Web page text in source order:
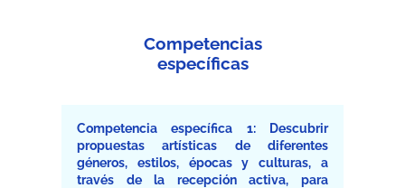
Competencias
específicas
Competencia específica 1: Descubrir
propuestas artísticas de diferentes
géneros, estilos, épocas y culturas, a
través de la recepción activa, para